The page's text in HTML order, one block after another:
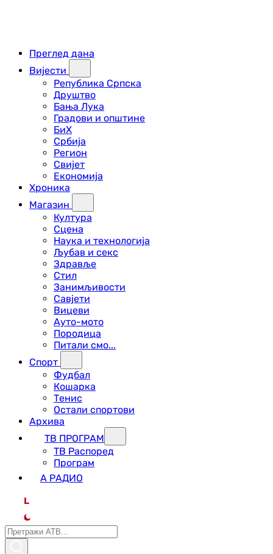
Преглед дана
Вијести
Република Српска
Друштво
Бања Лука
Градови и општине
БиХ
Србија
Регион
Свијет
Економија
Хроника
Магазин
Култура
Сцена
Наука и технологија
Љубав и секс
Здравље
Стил
Занимљивости
Савјети
Вицеви
Ауто-мото
Породица
Питали смо...
Спорт
Фудбал
Кошарка
Тенис
Остали спортови
Архива
ТВ ПРОГРАМ
ТВ Распоред
Програм
А РАДИО
L